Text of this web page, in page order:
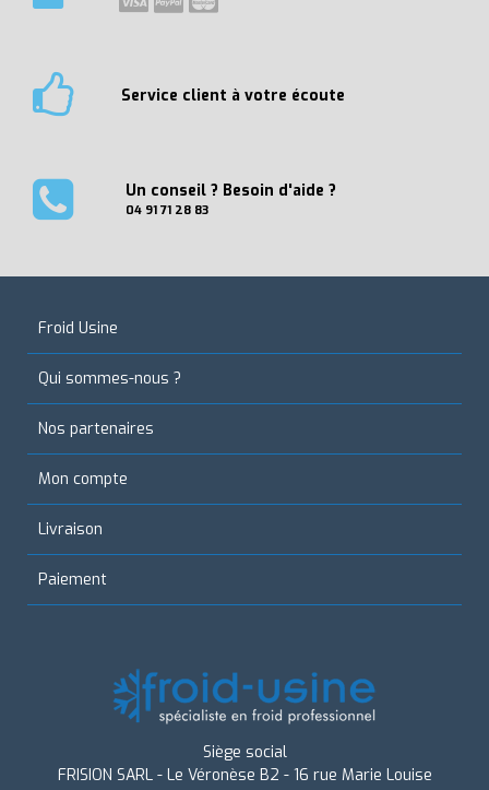
Service client à votre écoute
Un conseil ? Besoin d'aide ?
04 91 71 28 83
Froid Usine
Qui sommes-nous ?
Nos partenaires
Mon compte
Livraison
Paiement
Siège social
FRISION SARL - Le Véronèse B2 - 16 rue Marie Louise